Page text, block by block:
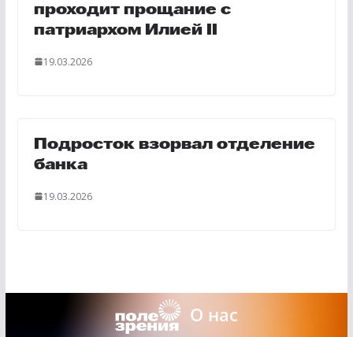
проходит прощание с
патриархом Илией II
19.03.2026
Подросток взорвал отделение
банка
19.03.2026
О нас